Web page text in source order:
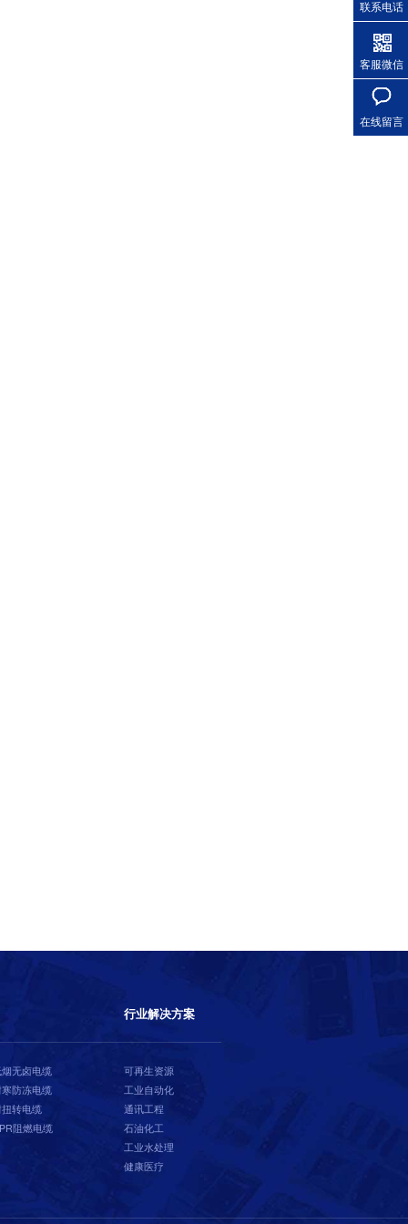
无卤电缆
防冻电缆
转电缆
阻燃电缆
行业解决方案
可再生资源
工业自动化
通讯工程
石油化工
工业水处理
健康医疗
联系电话
客服微信
在线留言